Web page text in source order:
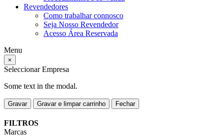
Revendedores
Como trabalhar connosco
Seja Nosso Revendedor
Acesso Área Reservada
Menu
×
Seleccionar Empresa
Some text in the modal.
Gravar Gravar e limpar carrinho Fechar
FILTROS
Marcas